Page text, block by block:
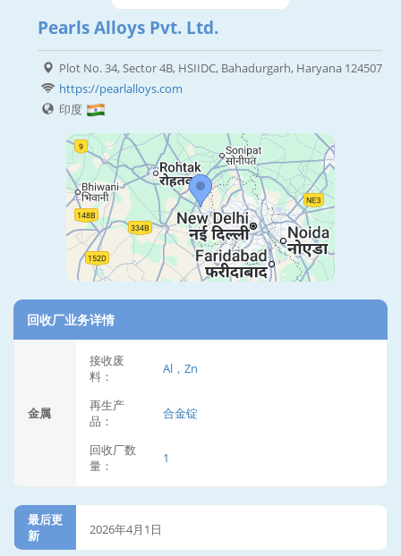
Pearls Alloys Pvt. Ltd.
Plot No. 34, Sector 4B, HSIIDC, Bahadurgarh, Haryana 124507
https://pearlalloys.com
印度
回收厂业务详情
金属
接收废
料：
Al，Zn
再生产
品：
合金锭
回收厂数
量：
1
最后更
新
2026年4月1日